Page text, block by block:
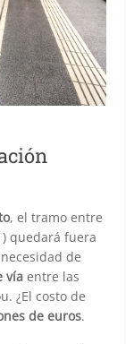
, el tramo entre
quedará fuera
de
vía entre las
¿El costo de
de euros.